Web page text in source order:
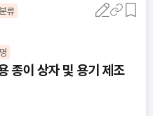
류
종이 상자 및 용기 제조